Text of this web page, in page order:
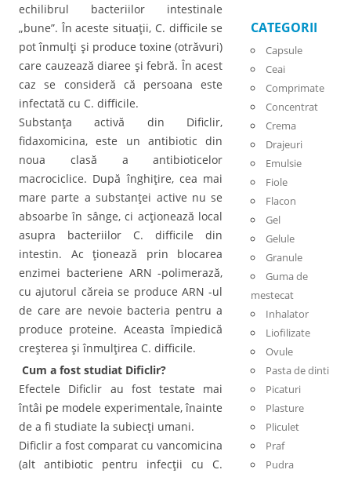
echilibrul bacteriilor intestinale
„bune”. În aceste situaţii, C. difficile se
pot înmulţi şi produce toxine (otrăvuri)
care cauzează diaree şi febră. În acest
caz se consideră că persoana este
infectată cu C. difficile.
Substanţa activă din Dificlir,
fidaxomicina, este un antibiotic din
noua clasă a antibioticelor
macrociclice. După înghiţire, cea mai
mare parte a substanţei active nu se
absoarbe în sânge, ci acţionează local
asupra bacteriilor C. difficile din
intestin. Ac ţionează prin blocarea
enzimei bacteriene ARN -polimerază,
cu ajutorul căreia se produce ARN -ul
de care are nevoie bacteria pentru a
produce proteine. Aceasta împiedică
creşterea şi înmulţirea C. difficile.
Cum a fost studiat Dificlir?
Efectele Dificlir au fost testate mai
întâi pe modele experimentale, înainte
de a fi studiate la subiecţi umani.
Dificlir a fost comparat cu vancomicina
(alt antibiotic pentru infecţii cu C.
CATEGORII
Capsule
Ceai
Comprimate
Concentrat
Crema
Drajeuri
Emulsie
Fiole
Flacon
Gel
Gelule
Granule
Guma de
mestecat
Inhalator
Liofilizate
Ovule
Pasta de dinti
Picaturi
Plasture
Pliculet
Praf
Pudra